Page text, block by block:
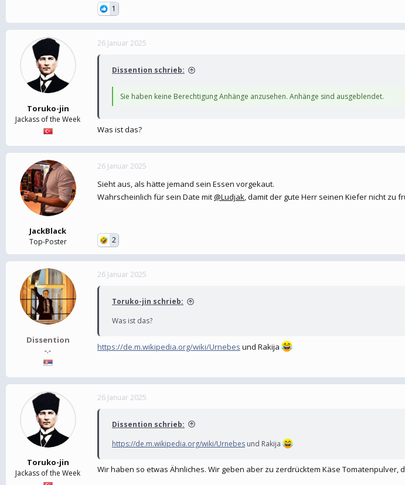
1
Toruko-jin
Jackass of the Week
26 Januar 2025
Dissention schrieb:
Sie haben keine Berechtigung Anhänge anzusehen. Anhänge sind ausgeblendet.
Was ist das?
JackBlack
Top-Poster
26 Januar 2025
Sieht aus, als hätte jemand sein Essen vorgekaut.
Wahrscheinlich für sein Date mit@Ludjak , damit der gute Herr seinen Kiefer nicht zu
2
Dissention
-.-
26 Januar 2025
Toruko-jin schrieb:
Was ist das?
https://de.m.wikipedia.org/wiki/Urnebes und Rakija
Toruko-jin
Jackass of the Week
26 Januar 2025
Dissention schrieb:
https://de.m.wikipedia.org/wiki/Urnebes und Rakija
Wir haben so etwas Ähnliches. Wir geben aber zu zerdrücktem Käse Tomatenpulver,